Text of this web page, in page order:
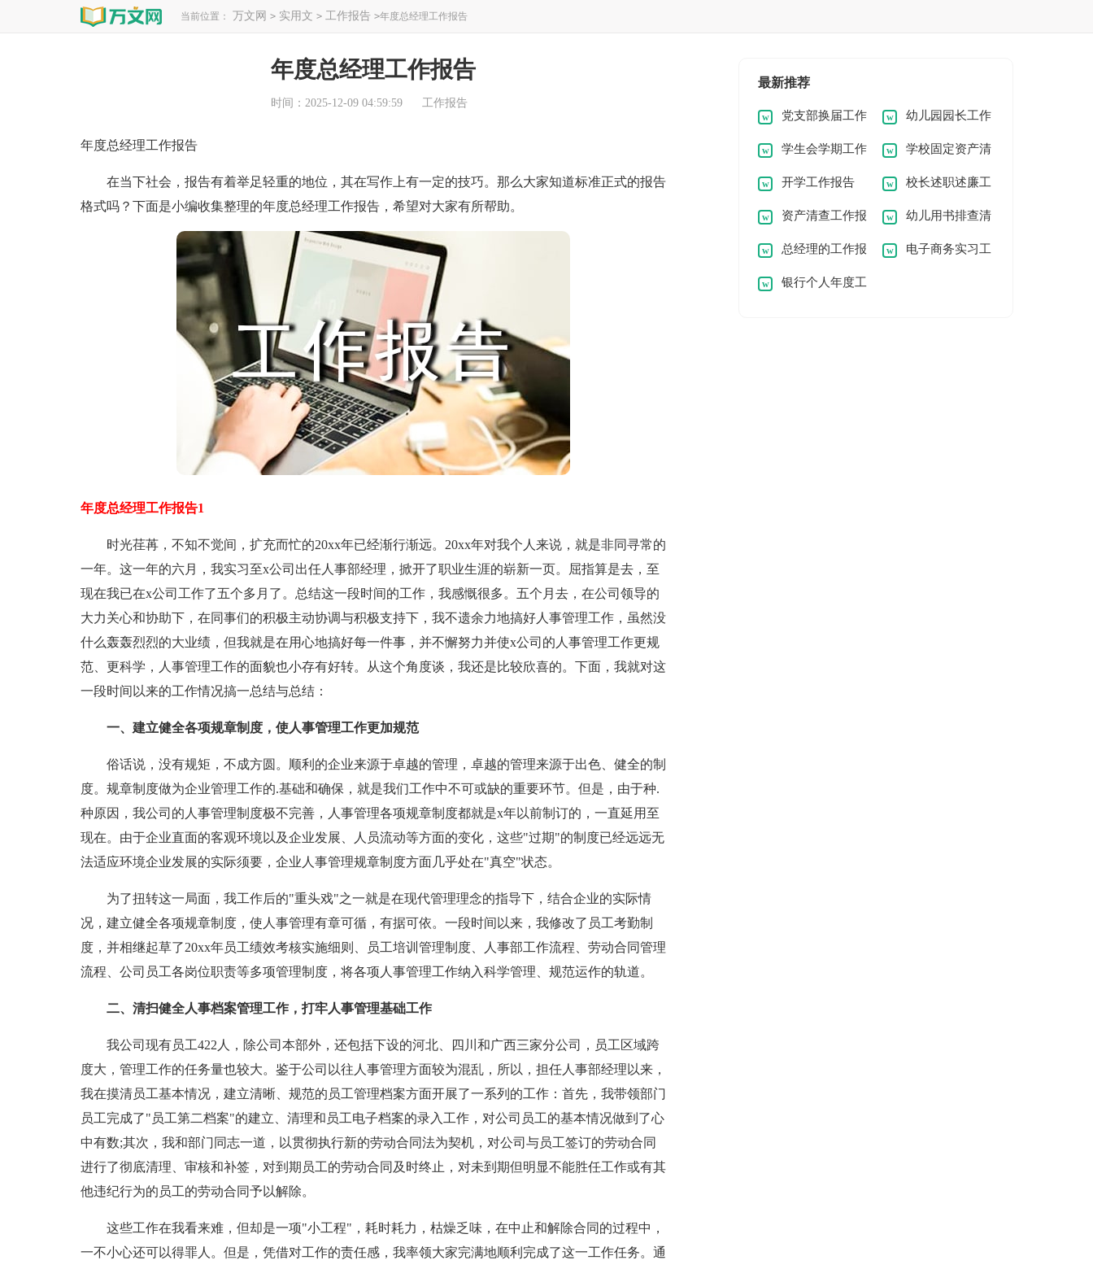
当前位置： 万文网 > 实用文 > 工作报告 >年度总经理工作报告
年度总经理工作报告
时间：2025-12-09 04:59:59 工作报告
年度总经理工作报告
在当下社会，报告有着举足轻重的地位，其在写作上有一定的技巧。那么大家知道标准正式的报告
格式吗？下面是小编收集整理的年度总经理工作报告，希望对大家有所帮助。
年度总经理工作报告1
时光荏苒，不知不觉间，扩充而忙的20xx年已经渐行渐远。20xx年对我个人来说，就是非同寻常的
一年。这一年的六月，我实习至x公司出任人事部经理，掀开了职业生涯的崭新一页。屈指算是去，至
现在我已在x公司工作了五个多月了。总结这一段时间的工作，我感慨很多。五个月去，在公司领导的
大力关心和协助下，在同事们的积极主动协调与积极支持下，我不遗余力地搞好人事管理工作，虽然没
什么轰轰烈烈的大业绩，但我就是在用心地搞好每一件事，并不懈努力并使x公司的人事管理工作更规
范、更科学，人事管理工作的面貌也小存有好转。从这个角度谈，我还是比较欣喜的。下面，我就对这
一段时间以来的工作情况搞一总结与总结：
一、建立健全各项规章制度，使人事管理工作更加规范
俗话说，没有规矩，不成方圆。顺利的企业来源于卓越的管理，卓越的管理来源于出色、健全的制
度。规章制度做为企业管理工作的.基础和确保，就是我们工作中不可或缺的重要环节。但是，由于种.
种原因，我公司的人事管理制度极不完善，人事管理各项规章制度都就是x年以前制订的，一直延用至
现在。由于企业直面的客观环境以及企业发展、人员流动等方面的变化，这些"过期"的制度已经远远无
法适应环境企业发展的实际须要，企业人事管理规章制度方面几乎处在"真空"状态。
为了扭转这一局面，我工作后的"重头戏"之一就是在现代管理理念的指导下，结合企业的实际情
况，建立健全各项规章制度，使人事管理有章可循，有据可依。一段时间以来，我修改了员工考勤制
度，并相继起草了20xx年员工绩效考核实施细则、员工培训管理制度、人事部工作流程、劳动合同管理
流程、公司员工各岗位职责等多项管理制度，将各项人事管理工作纳入科学管理、规范运作的轨道。
二、清扫健全人事档案管理工作，打牢人事管理基础工作
我公司现有员工422人，除公司本部外，还包括下设的河北、四川和广西三家分公司，员工区域跨
度大，管理工作的任务量也较大。鉴于公司以往人事管理方面较为混乱，所以，担任人事部经理以来，
我在摸清员工基本情况，建立清晰、规范的员工管理档案方面开展了一系列的工作：首先，我带领部门
员工完成了"员工第二档案"的建立、清理和员工电子档案的录入工作，对公司员工的基本情况做到了心
中有数;其次，我和部门同志一道，以贯彻执行新的劳动合同法为契机，对公司与员工签订的劳动合同
进行了彻底清理、审核和补签，对到期员工的劳动合同及时终止，对未到期但明显不能胜任工作或有其
他违纪行为的员工的劳动合同予以解除。
这些工作在我看来难，但却是一项"小工程"，耗时耗力，枯燥乏味，在中止和解除合同的过程中，
一不小心还可以得罪人。但是，凭借对工作的责任感，我率领大家完满地顺利完成了这一工作任务。通
最新推荐
党支部换届工作
报告
幼儿园园长工作
报告
学生会学期工作
报告
学校固定资产清
查工作报告
开学工作报告 校长述职述廉工
作报告
资产清查工作报
告
幼儿用书排查清
理工作报告
总经理的工作报
告
电子商务实习工
银行个人年度工